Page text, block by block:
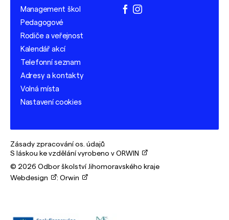
Management škol
Pedagogové
Rodiče a veřejnost
Kalendář akcí
Telefonní seznam
Adresy a kontakty
Volná místa
Nastavení cookies
facebook
instagram
Zásady zpracování os. údajů
S láskou ke vzdělání vyrobeno v ORWIN
© 2026 Odbor školství Jihomoravského kraje
Webdesign
: Orwin